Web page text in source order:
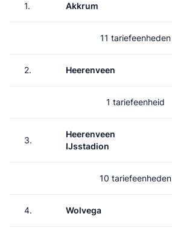
1. Akkrum
11 tariefeenheden
2. Heerenveen
1 tariefeenheid
3.
Heerenveen
IJsstadion
10 tariefeenheden
4. Wolvega